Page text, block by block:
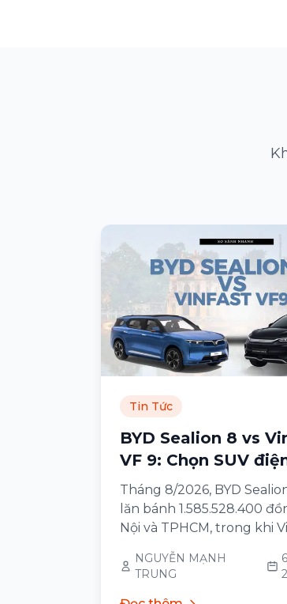
Tin Tức
BYD Sealion 8 vs
VF 9: Chọn SUV
nào?
Tháng 8/2026, BYD
lăn bánh 1.585.528.400
Nội và TPHCM, trong khi
bản Eco và 1.715.528.400
NGUYỄN MẠNH
TRUNG